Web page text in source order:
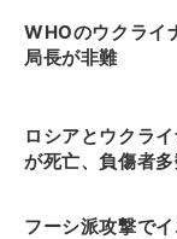
WHOのウクライ
局長が非難
ロシアとウクラ
が死亡、負傷者
フーシ派攻撃で